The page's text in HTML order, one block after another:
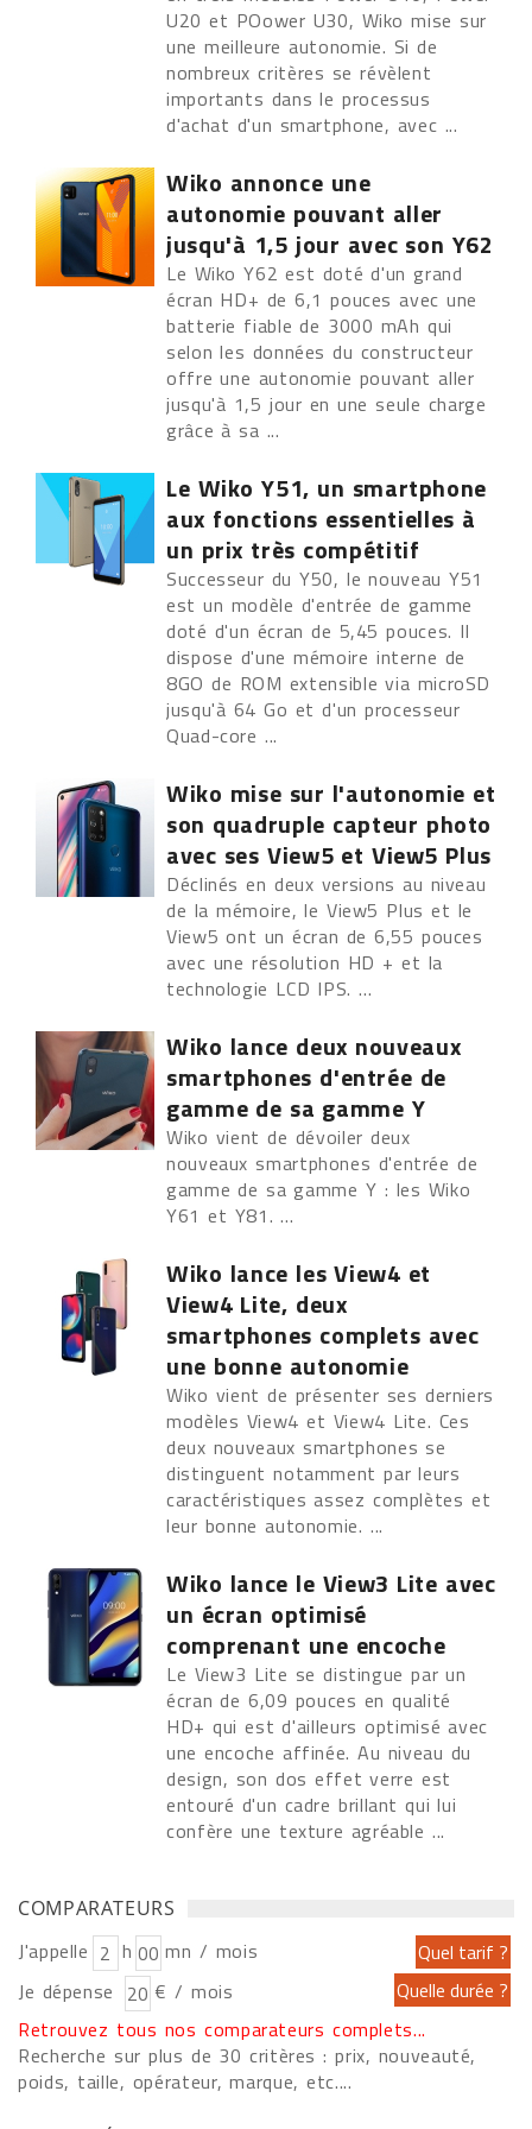
U20 et POower U30, Wiko mise sur
une meilleure autonomie. Si de
nombreux critères se révèlent
importants dans le processus
d'achat d'un smartphone, avec ...
Wiko annonce une
autonomie pouvant aller
jusqu'à 1,5 jour avec son Y62
Le Wiko Y62 est doté d'un grand
écran HD+ de 6,1 pouces avec une
batterie fiable de 3000 mAh qui
selon les données du constructeur
offre une autonomie pouvant aller
jusqu'à 1,5 jour en une seule charge
grâce à sa ...
Le Wiko Y51, un smartphone
aux fonctions essentielles à
un prix très compétitif
Successeur du Y50, le nouveau Y51
est un modèle d'entrée de gamme
doté d'un écran de 5,45 pouces. Il
dispose d'une mémoire interne de
8GO de ROM extensible via microSD
jusqu'à 64 Go et d'un processeur
Quad-core ...
Wiko mise sur l'autonomie et
son quadruple capteur photo
avec ses View5 et View5 Plus
Déclinés en deux versions au niveau
de la mémoire, le View5 Plus et le
View5 ont un écran de 6,55 pouces
avec une résolution HD + et la
technologie LCD IPS. ...
Wiko lance deux nouveaux
smartphones d'entrée de
gamme de sa gamme Y
Wiko vient de dévoiler deux
nouveaux smartphones d'entrée de
gamme de sa gamme Y : les Wiko
Y61 et Y81. ...
Wiko lance les View4 et
View4 Lite, deux
smartphones complets avec
une bonne autonomie
Wiko vient de présenter ses derniers
modèles View4 et View4 Lite. Ces
deux nouveaux smartphones se
distinguent notamment par leurs
caractéristiques assez complètes et
leur bonne autonomie. ...
Wiko lance le View3 Lite avec
un écran optimisé
comprenant une encoche
Le View3 Lite se distingue par un
écran de 6,09 pouces en qualité
HD+ qui est d'ailleurs optimisé avec
une encoche affinée. Au niveau du
design, son dos effet verre est
entouré d'un cadre brillant qui lui
confère une texture agréable ...
COMPARATEURS
J'appelle h
mn / mois
Je dépense
€ / mois
Retrouvez tous nos comparateurs complets...
Recherche sur plus de 30 critères : prix, nouveauté,
poids, taille, opérateur, marque, etc....